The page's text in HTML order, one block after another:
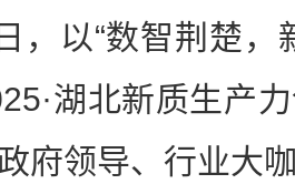
以“数智荆楚，
湖北新质生产
府领导、行业大